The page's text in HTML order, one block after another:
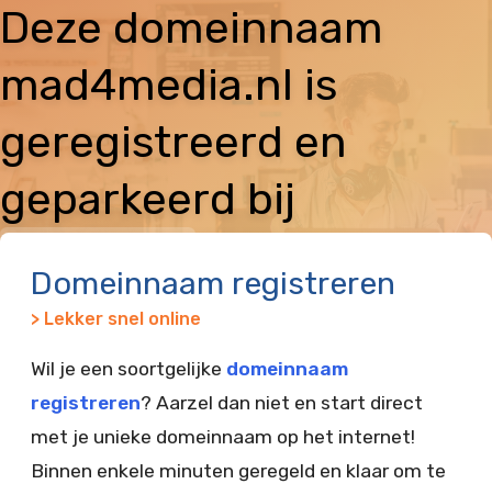
Deze domeinnaam
mad4media.nl is
geregistreerd en
geparkeerd bij
Domeinnaam registreren
> Lekker snel online
Wil je een soortgelijke domeinnaam
registreren? Aarzel dan niet en start direct
met je unieke domeinnaam op het internet!
Binnen enkele minuten geregeld en klaar om te